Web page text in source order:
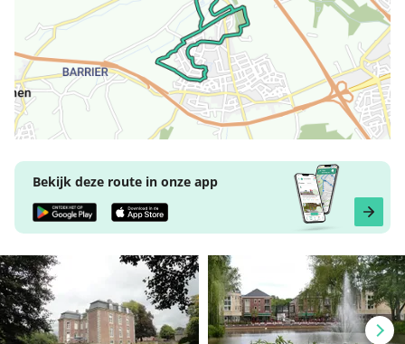
Bekijk deze route in onze app